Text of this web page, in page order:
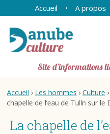
Accueil A propos
Site d'informations
Accueil › Les hommes › Culture ›
chapelle de l’eau de Tulln sur
La chapelle de